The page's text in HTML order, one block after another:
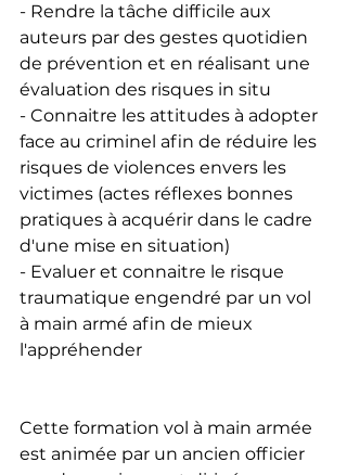
- Rendre la tâche difficile aux
auteurs par des gestes quotidien
de prévention et en réalisant une
évaluation des risques in situ
- Connaitre les attitudes à adopter
face au criminel afin de réduire les
risques de violences envers les
victimes (actes réflexes bonnes
pratiques à acquérir dans le cadre
d'une mise en situation)
- Evaluer et connaitre le risque
traumatique engendré par un vol
à main armé afin de mieux
l'appréhender
Cette formation vol à main armée
est animée par un ancien officier